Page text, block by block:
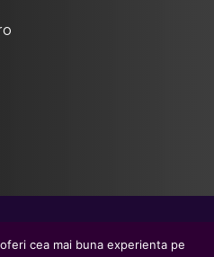
de Educație și
cea mai buna experienta pe